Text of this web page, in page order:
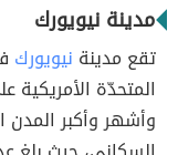
مدينة نيويورك
تقع مدينة نيويورك
المتحدّة
وأشهر وأكبر المدن